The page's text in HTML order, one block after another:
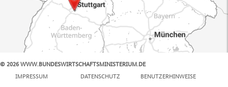
© 2026 WWW.BUNDESWIRTSCHAFTSMINISTERIUM.DE
IMPRESSUM
DATENSCHUTZ BENUTZERHINWEISE